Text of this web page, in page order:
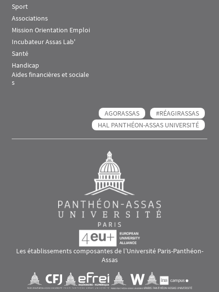
Sport
Associations
Mission Orientation Emploi
Incubateur Assas Lab'
Santé
Handicap
Aides financières et sociale
s
AGORASSAS
#RÉAGIRASSAS
HAL PANTHÉON-ASSAS UNIVERSITÉ
Les établissements composantes de l’Université Paris-Panthéon-
Assas
Visuel svgVisuel svg Visuel svgVisuel svg